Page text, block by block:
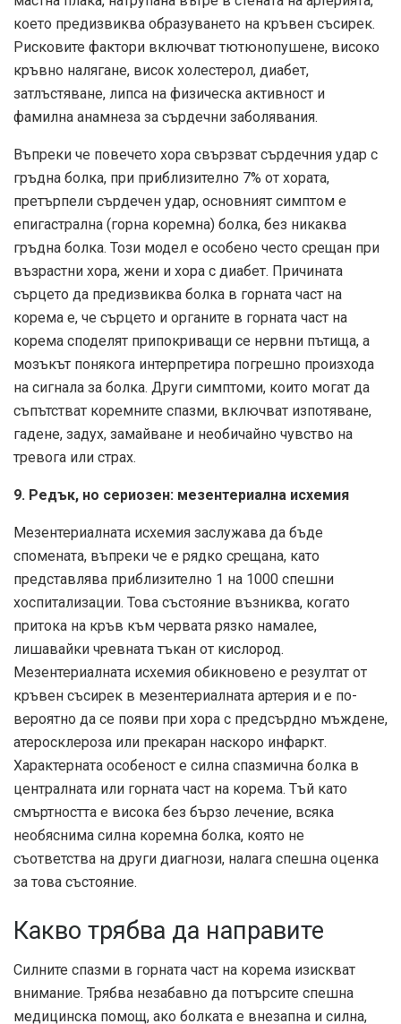
което предизвиква образуването на кръвен съсирек.
Рисковите фактори включват тютюнопушене, високо
кръвно налягане, висок холестерол, диабет,
затлъстяване, липса на физическа активност и
фамилна анамнеза за сърдечни заболявания.
Въпреки че повечето хора свързват сърдечния удар с
гръдна болка, при приблизително 7% от хората,
претърпели сърдечен удар, основният симптом е
епигастрална (горна коремна) болка, без никаква
гръдна болка. Този модел е особено често срещан при
възрастни хора, жени и хора с диабет. Причината
сърцето да предизвиква болка в горната част на
корема е, че сърцето и органите в горната част на
корема споделят припокриващи се нервни пътища, а
мозъкът понякога интерпретира погрешно произхода
на сигнала за болка. Други симптоми, които могат да
съпътстват коремните спазми, включват изпотяване,
гадене, задух, замайване и необичайно чувство на
тревога или страх.
9. Редък, но сериозен: мезентериална исхемия
Мезентериалната исхемия заслужава да бъде
спомената, въпреки че е рядко срещана, като
представлява приблизително 1 на 1000 спешни
хоспитализации. Това състояние възниква, когато
притока на кръв към червата рязко намалее,
лишавайки чревната тъкан от кислород.
Мезентериалната исхемия обикновено е резултат от
кръвен съсирек в мезентериалната артерия и е по-
вероятно да се появи при хора с предсърдно мъждене,
атеросклероза или прекаран наскоро инфаркт.
Характерната особеност е силна спазмична болка в
централната или горната част на корема. Тъй като
смъртността е висока без бързо лечение, всяка
необяснима силна коремна болка, която не
съответства на други диагнози, налага спешна оценка
за това състояние.
Какво трябва да направите
Силните спазми в горната част на корема изискват
внимание. Трябва незабавно да потърсите спешна
медицинска помощ, ако болката е внезапна и силна,